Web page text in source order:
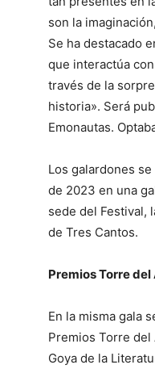
son la
Se ha destacado
que interactúa
través de la
historia». Será
Emonautas.
Los galardones
de 2023 en una
sede del Festival,
de Tres Cantos.
Premios Torre del
En la misma gala
Premios Torre del
Goya de la